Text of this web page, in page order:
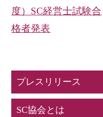
度）SC経営士試験合
格者発表
プレスリリース
SC協会とは